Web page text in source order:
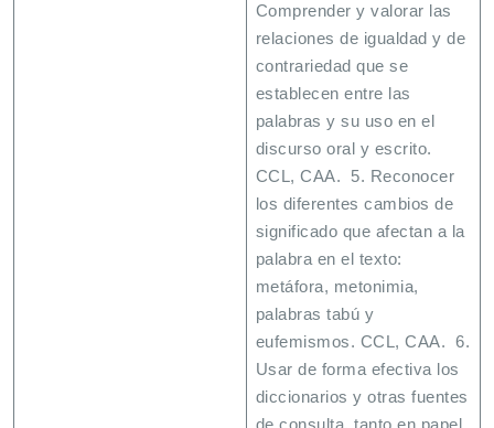
Comprender y valorar las
relaciones de igualdad y de
contrariedad que se
establecen entre las
palabras y su uso en el
discurso oral y escrito.
CCL, CAA. 5. Reconocer
los diferentes cambios de
significado que afectan a la
palabra en el texto:
metáfora, metonimia,
palabras tabú y
eufemismos. CCL, CAA. 6.
Usar de forma efectiva los
diccionarios y otras fuentes
de consulta, tanto en papel